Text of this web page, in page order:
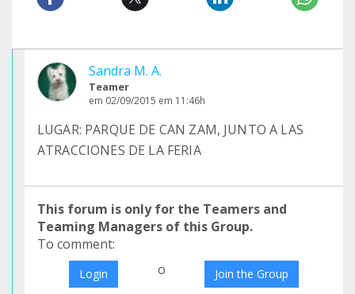
Sandra M. A.
Teamer
em 02/09/2015 em 11:46h
LUGAR: PARQUE DE CAN ZAM, JUNTO A LAS
ATRACCIONES DE LA FERIA
This forum is only for the Teamers and
Teaming Managers of this Group.
To comment:
Login o Join the Group